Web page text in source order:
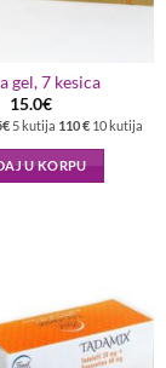
gel, 7 kesica
15.0€
5 kutija 110 € 10 kutija
U KORPU